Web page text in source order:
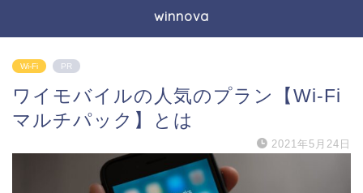
winnova
Wi-Fi PR
ワイモバイルの人気のプラン【Wi-Fi
マルチパック】とは
2021年5月24日